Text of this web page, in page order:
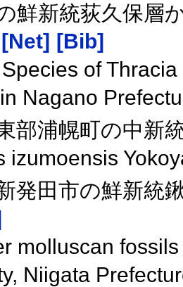
鮮新統荻久保層
[Net] [Bib]
of
Nagano
部浦幌町の中新
izumoensis
発田市の鮮新統
molluscan
Niigata